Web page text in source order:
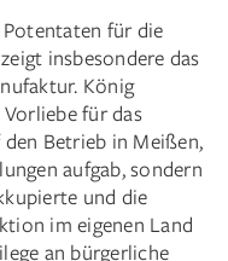
für die
insbesondere das
König
für das
Betrieb in Meißen,
aufgab, sondern
und die
im eigenen Land
an bürgerliche